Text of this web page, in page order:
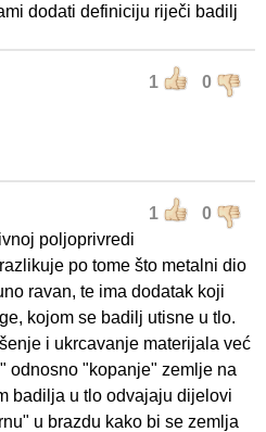
dodati definiciju riječi badilj
1 0
1 0
poljoprivredi
po tome što metalni dio
ravan, te ima dodatak koji
kojom se badilj utisne u tlo.
i ukrcavanje materijala već
odnosno "kopanje" zemlje na
badilja u tlo odvajaju dijelovi
u brazdu kako bi se zemlja